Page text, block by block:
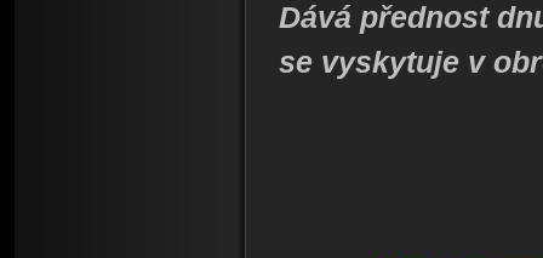
Dává přednost
se vyskytuje v